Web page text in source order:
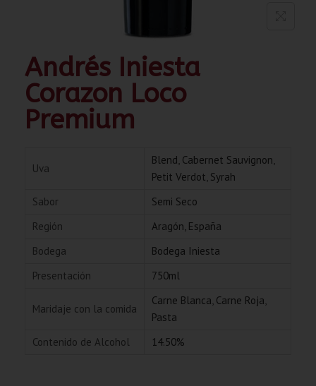
Andrés Iniesta
Corazon Loco
Premium
Uva
Blend, Cabernet Sauvignon,
Petit Verdot, Syrah
Sabor
Semi Seco
Región
Aragón, España
Bodega
Bodega Iniesta
Presentación
750ml
Maridaje con la comida
Carne Blanca, Carne Roja,
Pasta
Contenido de Alcohol
14.50%